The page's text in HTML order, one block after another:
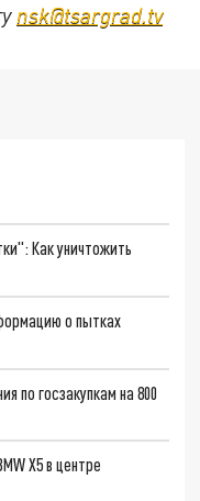
nsk@tsargrad.tv
Как уничтожить
о пытках
по госзакупкам на 800
X5 в центре